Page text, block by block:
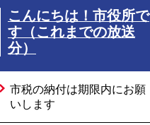
こんにちは！市役所で
す（これまでの放送
分）
市税の納付は期限内にお願
いします